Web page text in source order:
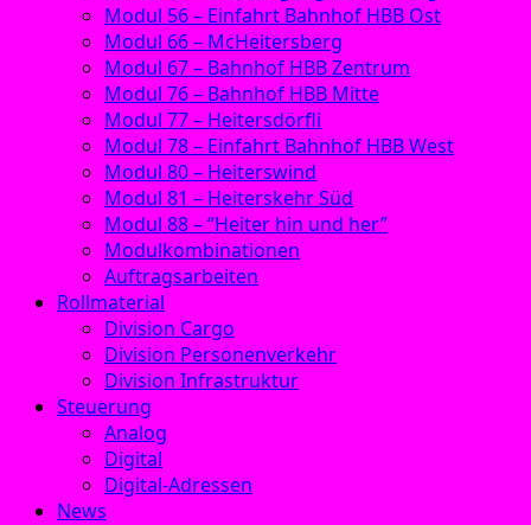
Modul 56 – Einfahrt Bahnhof HBB Ost
Modul 66 – McHeitersberg
Modul 67 – Bahnhof HBB Zentrum
Modul 76 – Bahnhof HBB Mitte
Modul 77 – Heitersdörfli
Modul 78 – Einfahrt Bahnhof HBB West
Modul 80 – Heiterswind
Modul 81 – Heiterskehr Süd
Modul 88 – “Heiter hin und her”
Modulkombinationen
Auftragsarbeiten
Rollmaterial
Division Cargo
Division Personenverkehr
Division Infrastruktur
Steuerung
Analog
Digital
Digital-Adressen
News